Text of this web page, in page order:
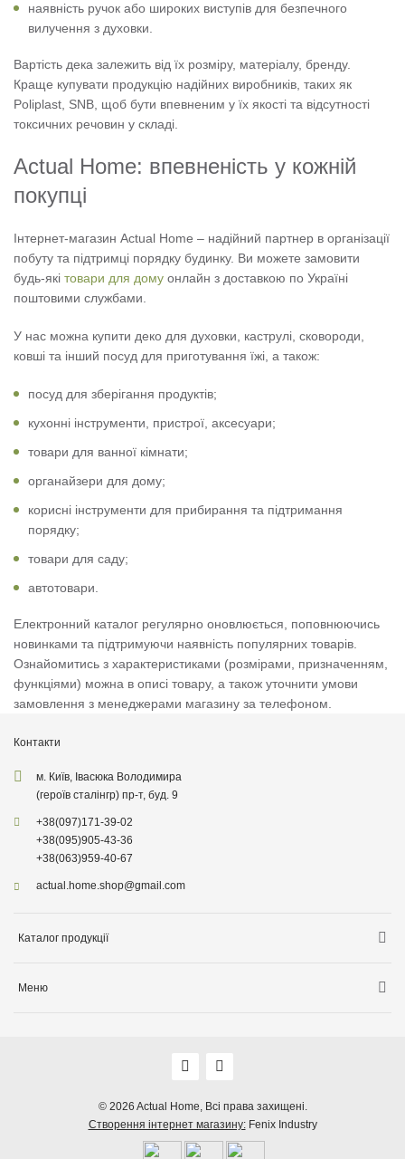
наявність ручок або широких виступів для безпечного
вилучення з духовки.
Вартість дека залежить від їх розміру, матеріалу, бренду.
Краще купувати продукцію надійних виробників, таких як
Poliplast, SNB, щоб бути впевненим у їх якості та відсутності
токсичних речовин у складі.
Actual Home: впевненість у кожній
покупці
Інтернет-магазин Actual Home – надійний партнер в організації
побуту та підтримці порядку будинку. Ви можете замовити
будь-які товари для дому онлайн з доставкою по Україні
поштовими службами.
У нас можна купити деко для духовки, каструлі, сковороди,
ковші та інший посуд для приготування їжі, а також:
посуд для зберігання продуктів;
кухонні інструменти, пристрої, аксесуари;
товари для ванної кімнати;
органайзери для дому;
корисні інструменти для прибирання та підтримання
порядку;
товари для саду;
автотовари.
Електронний каталог регулярно оновлюється, поповнюючись
новинками та підтримуючи наявність популярних товарів.
Ознайомитись з характеристиками (розмірами, призначенням,
функціями) можна в описі товару, а також уточнити умови
замовлення з менеджерами магазину за телефоном.
Контакти
м. Київ, Івасюка Володимира
(героїв сталінгр) пр-т, буд. 9
+38(097)171-39-02
+38(095)905-43-36
+38(063)959-40-67
actual.home.shop@gmail.com
Каталог продукції
Декор для дому
Меню
Оплата, доставка
Гарантія, повернення, обмін
© 2026 Actual Home, Всі права захищені.
Створення інтернет магазину: Fenix Industry